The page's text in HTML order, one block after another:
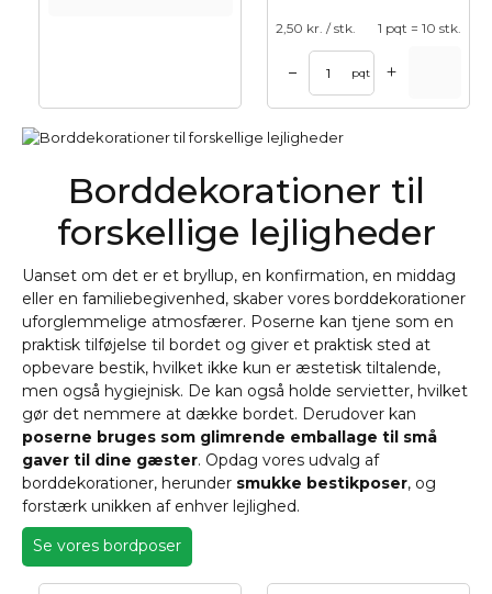
2,50 kr. / stk. 1 pqt = 10 stk.
– pqt +
Borddekorationer til
forskellige lejligheder
Uanset om det er et bryllup, en konfirmation, en middag
eller en familiebegivenhed, skaber vores borddekorationer
uforglemmelige atmosfærer. Poserne kan tjene som en
praktisk tilføjelse til bordet og giver et praktisk sted at
opbevare bestik, hvilket ikke kun er æstetisk tiltalende,
men også hygiejnisk. De kan også holde servietter, hvilket
gør det nemmere at dække bordet. Derudover kan
poserne bruges som glimrende emballage til små
gaver til dine gæster. Opdag vores udvalg af
borddekorationer, herunder smukke bestikposer, og
forstærk unikken af enhver lejlighed.
Se vores bordposer